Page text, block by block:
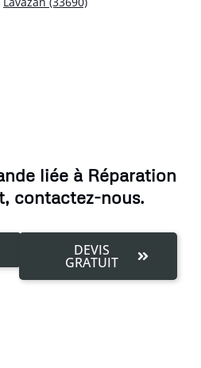
liée à Réparation
contactez-nous.
DEVIS
GRATUIT